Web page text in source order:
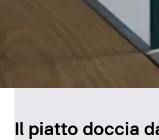
Il piatto doccia